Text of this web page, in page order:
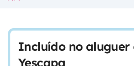
Incluído no aluguer
Yescapa